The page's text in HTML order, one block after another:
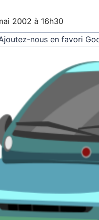
2002 à 16h30
nous en favori